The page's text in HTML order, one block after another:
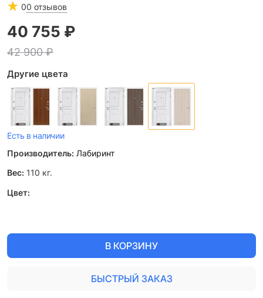
00 отзывов
42 900 ₽
40 755 ₽
Другие цвета
Есть в наличии
Производитель: Лабиринт
Вес: 110 кг.
Цвет:
В КОРЗИНУ
БЫСТРЫЙ ЗАКАЗ